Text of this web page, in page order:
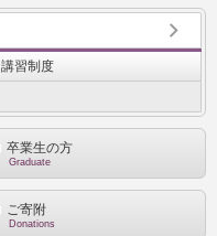
講習制度
卒業生の方
Graduate
ご寄附
Donations